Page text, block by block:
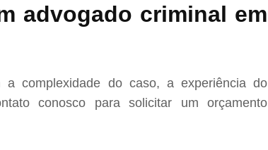
advogado criminal em
complexidade do caso, a experiência do
conosco para solicitar um orçamento